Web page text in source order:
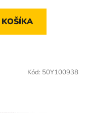
Kód: 50Y100938